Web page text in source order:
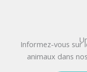
Informez-vous sur
animaux dans